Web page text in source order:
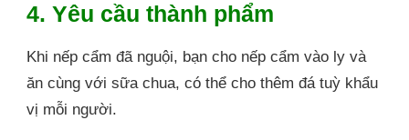
4. Yêu cầu thành phẩm
Khi nếp cẩm đã nguội, bạn cho nếp cẩm vào ly và
ăn cùng với sữa chua, có thể cho thêm đá tuỳ khẩu
vị mỗi người.